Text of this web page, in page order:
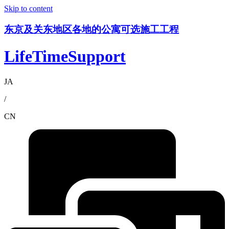
Skip to content
东京及关东地区各地的公寓可选施工工程
LifeTimeSupport
JA
/
CN